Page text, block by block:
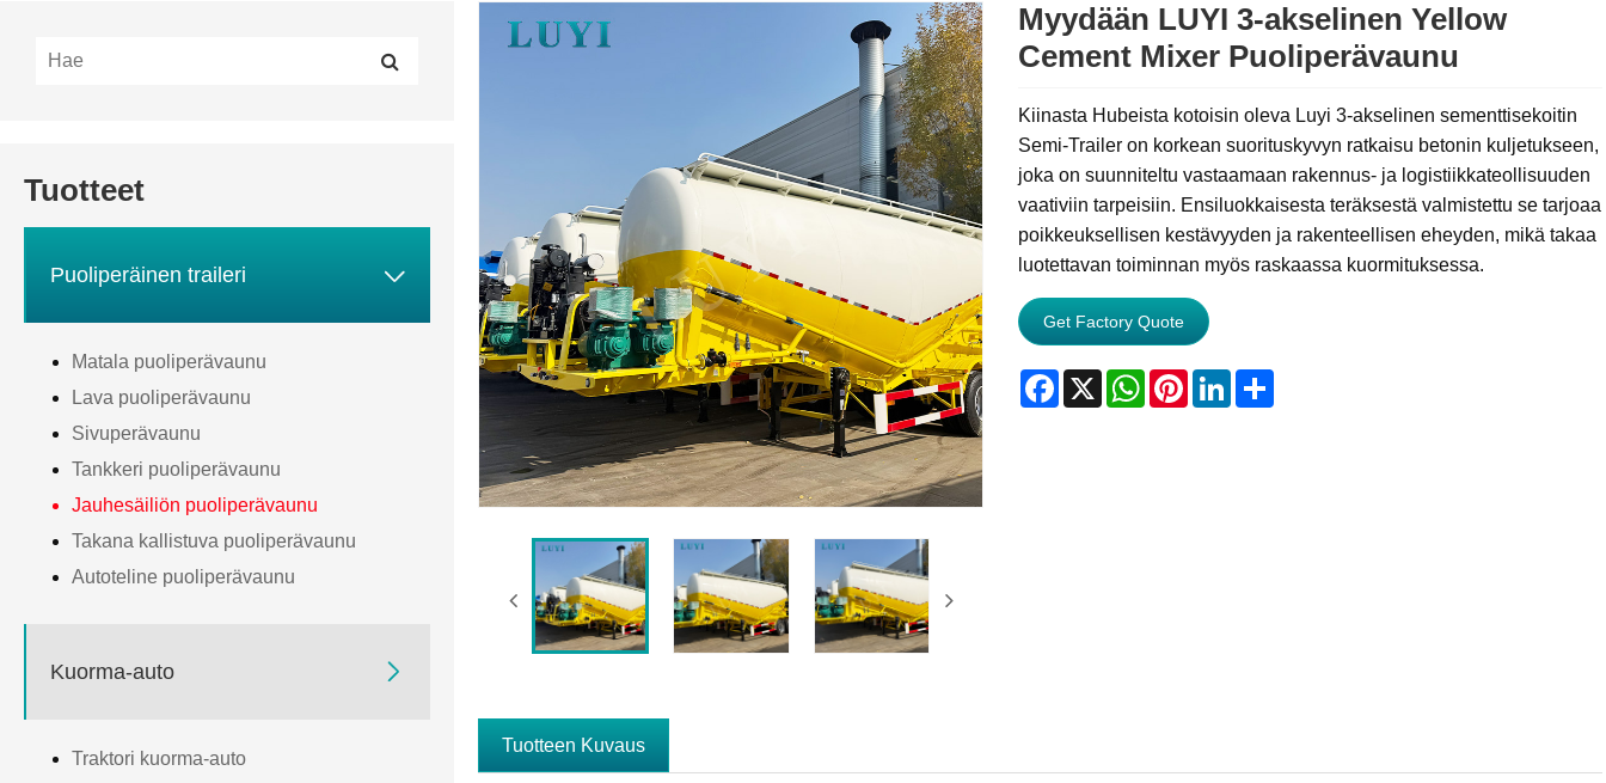
Tuotteet
Puoliperäinen traileri 
Matala puoliperävaunu
Lava puoliperävaunu
Sivuperävaunu
Tankkeri puoliperävaunu
Jauhesäiliön puoliperävaunu
Takana kallistuva puoliperävaunu
Autoteline puoliperävaunu
Kuorma-auto 
Traktori kuorma-auto
Myydään LUYI 3-akselinen Yellow
Cement Mixer Puoliperävaunu
Kiinasta Hubeista kotoisin oleva Luyi 3-akselinen sementtisekoitin
Semi-Trailer on korkean suorituskyvyn ratkaisu betonin kuljetukseen,
joka on suunniteltu vastaamaan rakennus- ja logistiikkateollisuuden
vaativiin tarpeisiin. Ensiluokkaisesta teräksestä valmistettu se tarjoaa
poikkeuksellisen kestävyyden ja rakenteellisen eheyden, mikä takaa
luotettavan toiminnan myös raskaassa kuormituksessa.
Get Factory Quote
Facebook
X WhatsApp
PinterestLinkedInShare
Tuotteen Kuvaus